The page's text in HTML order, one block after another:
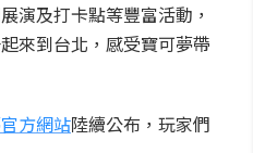
演及打卡點等豐富活動，
來到台北，感受寶可夢帶
方網站陸續公布，玩家們